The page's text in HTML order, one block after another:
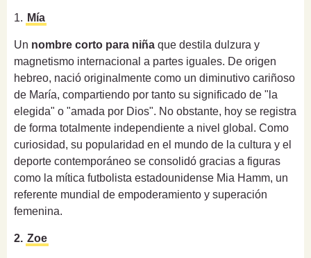
1. Mía
Un nombre corto para niña que destila dulzura y
magnetismo internacional a partes iguales. De origen
hebreo, nació originalmente como un diminutivo cariñoso
de María, compartiendo por tanto su significado de "la
elegida" o "amada por Dios". No obstante, hoy se registra
de forma totalmente independiente a nivel global. Como
curiosidad, su popularidad en el mundo de la cultura y el
deporte contemporáneo se consolidó gracias a figuras
como la mítica futbolista estadounidense Mia Hamm, un
referente mundial de empoderamiento y superación
femenina.
2. Zoe